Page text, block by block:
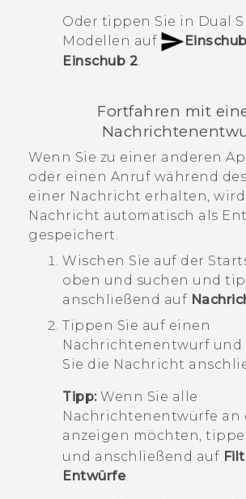
Oder tippen Sie in Dual
Modellen auf
Einschub
Einschub 2.
Fortfahren mit
Wenn Sie zu einer anderen
oder einen Anruf während
einer Nachricht erhalten,
Nachricht automatisch als
gespeichert.
Wischen Sie auf der
oben und suchen und
anschließend auf
Tippen Sie auf einen
Nachrichtenentwurf und
Sie die Nachricht
Tipp:Wenn Sie alle
Nachrichtenentwürfe an
anzeigen möchten,
und anschließend auf
Entwürfe.